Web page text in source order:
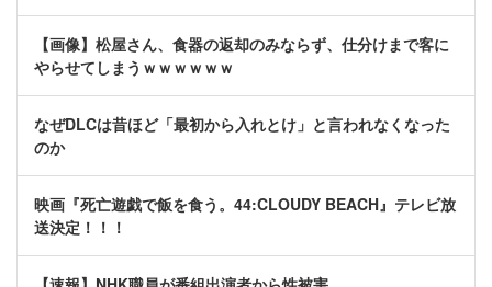
【画像】松屋さん、食器の返却のみならず、仕分けまで客に
やらせてしまうｗｗｗｗｗｗ
なぜDLCは昔ほど「最初から入れとけ」と言われなくなった
のか
映画『死亡遊戯で飯を食う。44:CLOUDY BEACH』テレビ放
送決定！！！